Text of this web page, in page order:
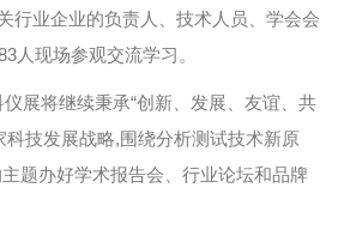
行业企业的负责人、技术人员、学会会
人现场参观交流学习。
展将继续秉承“创新、发展、友谊、共
科技发展战略,围绕分析测试技术新原
题办好学术报告会、行业论坛和品牌